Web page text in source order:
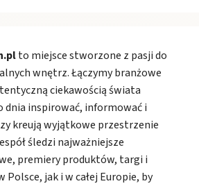
to miejsce stworzone z pasji do
wnętrz. Łączymy branżowe
ciekawością świata
dnia inspirować, informować i
kreują wyjątkowe przestrzenie
śledzi najważniejsze
premiery produktów, targi i
jak i w całej Europie, by